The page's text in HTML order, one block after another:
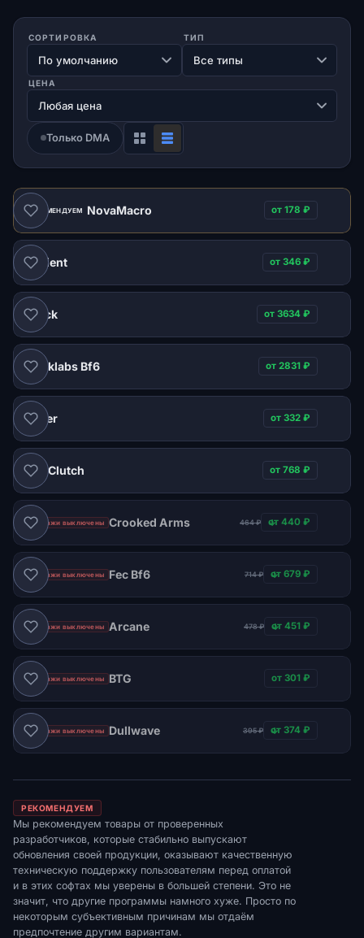
СОРТИРОВКА ТИП
ЦЕНА
Только DMA
РЕКОМЕНДУЕМ NovaMacro от 178 ₽
Ancient от 346 ₽
Shack от 3634 ₽
Blanklabs Bf6 от 2831 ₽
Hyper от 332 ₽
DMA Clutch от 768 ₽
Продажи выключены Crooked Arms 464 ₽ от 440 ₽
Продажи выключены Fec Bf6 714 ₽ от 679 ₽
Продажи выключены Arcane 478 ₽ от 451 ₽
Продажи выключены BTG от 301 ₽
Продажи выключены Dullwave 395 ₽ от 374 ₽
РЕКОМЕНДУЕМ
Мы рекомендуем товары от проверенных
разработчиков, которые стабильно выпускают
обновления своей продукции, оказывают качественную
техническую поддержку пользователям перед оплатой
и в этих софтах мы уверены в большей степени. Это не
значит, что другие программы намного хуже. Просто по
некоторым субъективным причинам мы отдаём
предпочтение другим вариантам.